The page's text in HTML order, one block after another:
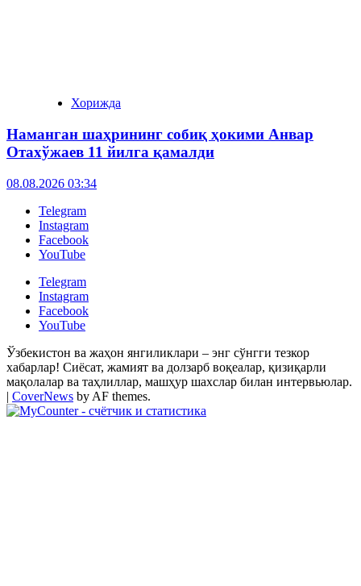
Хорижда
Наманган шаҳрининг собиқ ҳокими Анвар
Отахўжаев 11 йилга қамалди
08.08.2026 03:34
Telegram
Instagram
Facebook
YouTube
Telegram
Instagram
Facebook
YouTube
Ўзбекистон ва жаҳон янгиликлари – энг сўнгги тезкор
хабарлар! Сиёсат, жамият ва долзарб воқеалар, қизиқарли
мақолалар ва таҳлиллар, машҳур шахслар билан интервьюлар.
| CoverNews by AF themes.